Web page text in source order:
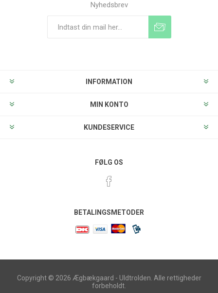
Nyhedsbrev
INFORMATION
MIN KONTO
KUNDESERVICE
FØLG OS
BETALINGSMETODER
Copyright © 2026 Ægbækgaard - Uldtrolden. Alle rettigheder
forbeholdt.